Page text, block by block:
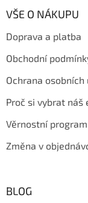
VŠE O NÁKUPU
Doprava a platba
Obchodní
Ochrana osobních
Proč si vybrat náš
Věrnostní program
Změna v
BLOG